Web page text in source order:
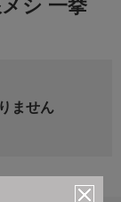
シ 一挙
ません